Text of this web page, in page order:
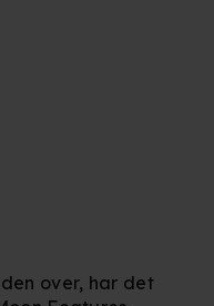
over, har det